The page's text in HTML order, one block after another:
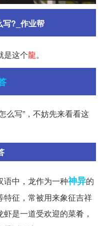
写?_作业帮
是这个龍。
么写”，不妨先来看看这
语中，龙作为一种神异的
特征，常被用来象征吉祥
是一道受欢迎的菜肴，